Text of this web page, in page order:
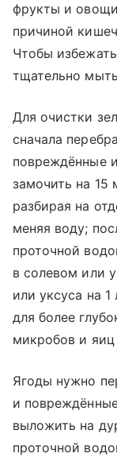
фрукты и
причиной
Чтобы
тщательно
Для очистки
сначала
повреждённые
замочить на 15
разбирая на
меняя воду;
проточной
в солевом или
или уксуса на
для более
микробов и яиц
Ягоды нужно
и
выложить на
проточной